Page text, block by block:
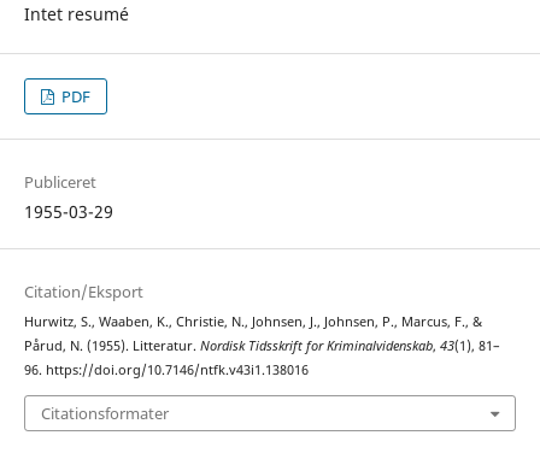
Intet resumé
PDF
Publiceret
1955-03-29
Citation/Eksport
Hurwitz, S., Waaben, K., Christie, N., Johnsen, J., Johnsen, P., Marcus, F., &
Pårud, N. (1955). Litteratur. Nordisk Tidsskrift for Kriminalvidenskab, 43(1), 81–
96. https://doi.org/10.7146/ntfk.v43i1.138016
Citationsformater